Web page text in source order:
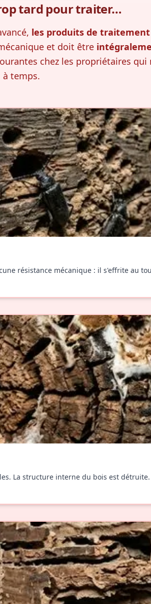
tard pour traiter…
les produits de
et doit être
chez les propriétaires qui
à temps.
résistance mécanique : il s'effrite au
La structure interne du bois est